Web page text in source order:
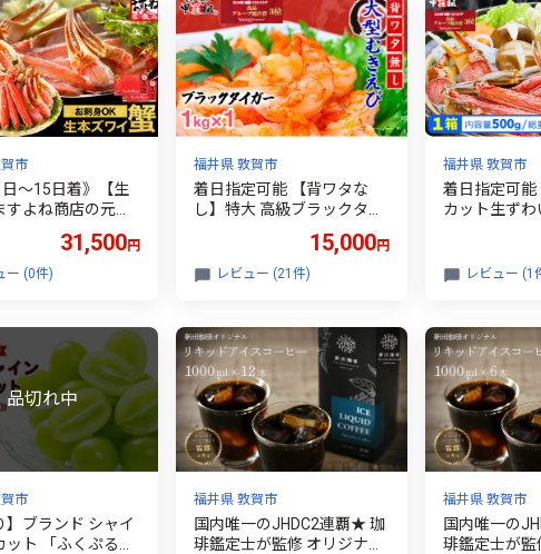
市
日～15日着》【生
よね商店の元祖
（総重量1.6kg）[0
0_A-a]
31,500円
ー (0件)
福井県 敦賀市
着日指定可能 【背ワタな
し】特大 高級ブラックタイ
g (解凍時800g前後) / 約4
0〜70尾 数量限定【甲羅組
いやすい 時短 便利 ランキ
ング 感謝祭】[024-a040_A
20]
15,000円
レビュー (21件)
福井県 敦賀市
着日指定可能
カット生ずわ
敦賀 かに カ
ニ ずわいがに
中元 お歳暮
プレゼント
(20)]
レビュー (1
市
】ブランド シャイ
ット 「ふくぷる」
福井県 敦賀市
国内唯一のJHDC2連覇★ 珈
琲鑑定士が監修 オリジナル
福井県 敦賀市
国内唯一の
琲鑑定士が監